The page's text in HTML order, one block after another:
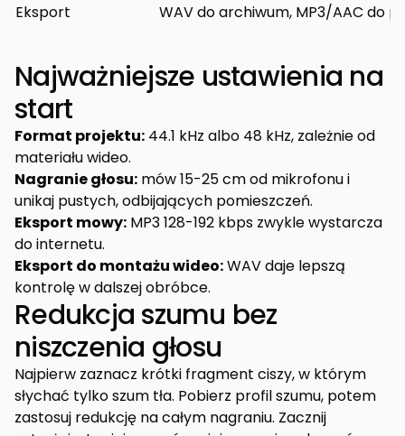
Eksport
WAV do archiwum, MP3/AAC do
Najważniejsze ustawienia na
start
Format projektu: 44.1 kHz albo 48 kHz, zależnie od
materiału wideo.
Nagranie głosu: mów 15-25 cm od mikrofonu i
unikaj pustych, odbijających pomieszczeń.
Eksport mowy: MP3 128-192 kbps zwykle wystarcza
do internetu.
Eksport do montażu wideo:WAV daje lepszą
kontrolę w dalszej obróbce.
Redukcja szumu bez
niszczenia głosu
Najpierw zaznacz krótki fragment ciszy, w którym
słychać tylko szum tła. Pobierz profil szumu, potem
zastosuj redukcję na całym nagraniu. Zacznij